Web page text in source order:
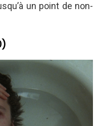
un point de non-